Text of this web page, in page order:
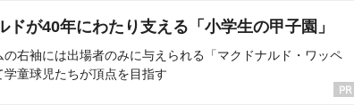
ドが40年にわたり支える「小学生の甲子園」
の右袖には出場者のみに与えられる「マクドナルド・ワッペ
学童球児たちが頂点を目指す